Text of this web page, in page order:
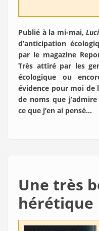
Publié à la mi-mai,
d’anticipation
par le magazine
Très attiré par les
écologique ou
évidence pour moi de
de noms que
ce que j’en ai pensé…
Une très
hérétique